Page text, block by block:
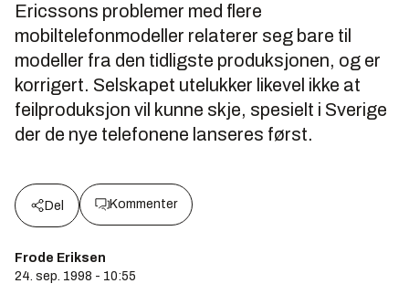
Ericssons problemer med flere
mobiltelefonmodeller relaterer seg bare til
modeller fra den tidligste produksjonen, og er
korrigert. Selskapet utelukker likevel ikke at
feilproduksjon vil kunne skje, spesielt i Sverige
der de nye telefonene lanseres først.
Del Kommenter
Frode Eriksen
24. sep. 1998 - 10:55